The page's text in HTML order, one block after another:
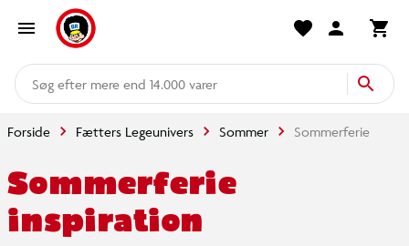
mere end 14.000 varer
Forside Fætters Legeunivers Sommer Sommerferie
Sommerferie
inspiration